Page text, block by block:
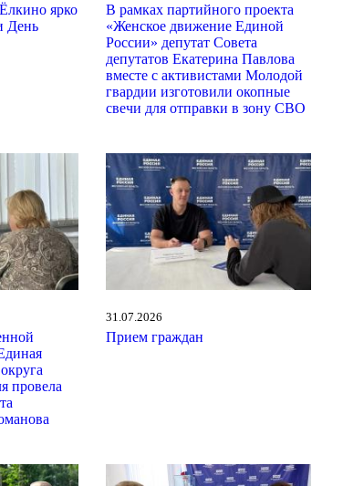
ярко
День
В рамках партийного проекта
«Женское движение Единой
России» депутат Совета
депутатов Екатерина Павлова
вместе с активистами Молодой
гвардии изготовили окопные
свечи для отправки в зону СВО
провела
31.07.2026
Прием граждан